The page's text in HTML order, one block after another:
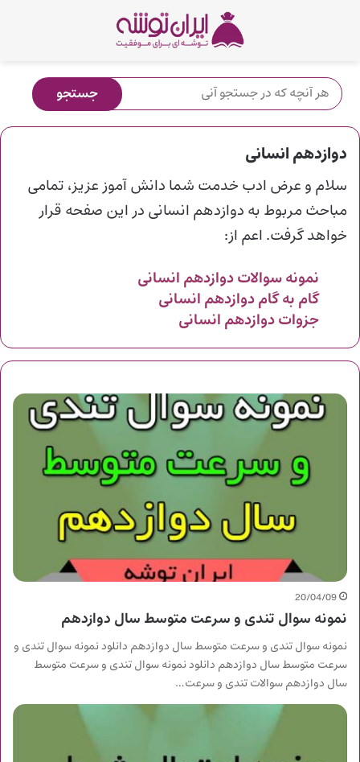
دوازدهم انسانی
سلام و عرض ادب خدمت شما دانش آموز عزیز، تمامی
مباحث مربوط به دوازدهم انسانی در این صفحه قرار
خواهد گرفت. اعم از:
نمونه سوالات دوازدهم انسانی
گام به گام دوازدهم انسانی
جزوات دوازدهم انسانی
20/04/09
نمونه سوال تندی و سرعت متوسط سال دوازدهم
نمونه سوال تندی و سرعت متوسط سال دوازدهم دانلود نمونه سوال تندی و
سرعت متوسط سال دوازدهم دانلود نمونه سوال تندی و سرعت متوسط
سال دوازدهم سوالات تندی و سرعت…